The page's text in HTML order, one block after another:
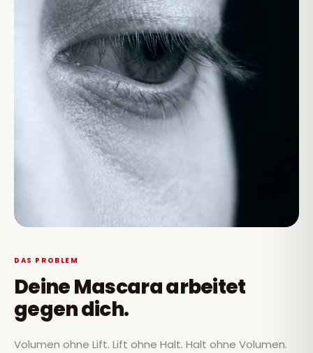
DAS PROBLEM
Deine Mascara arbeitet
gegen dich.
Volumen ohne Lift. Lift ohne Halt. Halt ohne Volumen.